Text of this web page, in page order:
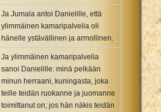
Ja Jumala antoi Danielille, että
ylimmäinen kamaripalvelia oli
hänelle ystävällinen ja armollinen.
Ja ylimmäinen kamaripalvelia
sanoi Danielille: minä pelkään
minun herraani, kuningasta, joka
teille teidän ruokanne ja juomanne
toimittanut on; jos hän näkis teidän